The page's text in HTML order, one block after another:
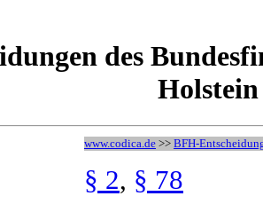
des
www.codica.de >> BFH-
§ 2, § 78